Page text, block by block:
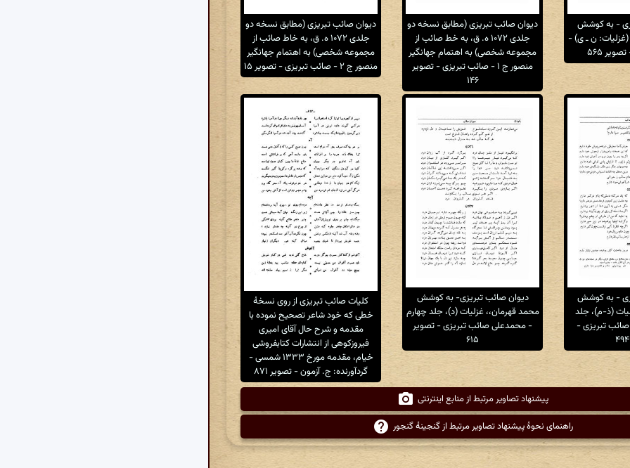
- به کوشش
قهرمان - ج ۶ (غزلیات: ن ـ ی) -
۵۶۵
دیوان صائب تبریزی (مطابق نسخه دو
جلدی ۱۰۷۲ ه. ق، به خط صائب از
مجموعه شخصی) به اهتمام جهانگیر
منصور ج ۱ - صائب تبریزی - تصویر
۱۴۶
دیوان صائب تبریزی (مطابق نسخه دو
جلدی ۱۰۷۲ ه. ق، به خاط صائب از
مجموعه شخصی) به اهتمام جهانگیر
منصور ج ۲ - صائب تبریزی - تصویر ۱۵
- به کوشش
(ذ-م)، جلد
تبریزی -
دیوان صائب تبریزی- به کوشش
محمد قهرمان،، غزلیات (د)، جلد چهارم
- محمدعلی صائب تبریزی - تصویر
۶۱۵
کلیات صائب تبریزی از روی نسخهٔ
خطی که خود شاعر تصحیح نموده با
مقدمه و شرح حال آقای امیری
فیروزکوهی از انتشارات کتابفروشی
خیام، مقدمه مورخ ۱۳۳۳ شمسی -
گردآورنده: ج. آزمون - تصویر ۸۷۱
پیشنهاد تصاویر مرتبط از منابع اینترنتی
راهنمای نحوهٔ پیشنهاد تصاویر مرتبط از گنجینهٔ گنجور